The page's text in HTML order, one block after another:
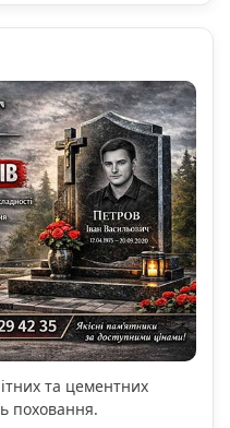
та цементних
поховання.